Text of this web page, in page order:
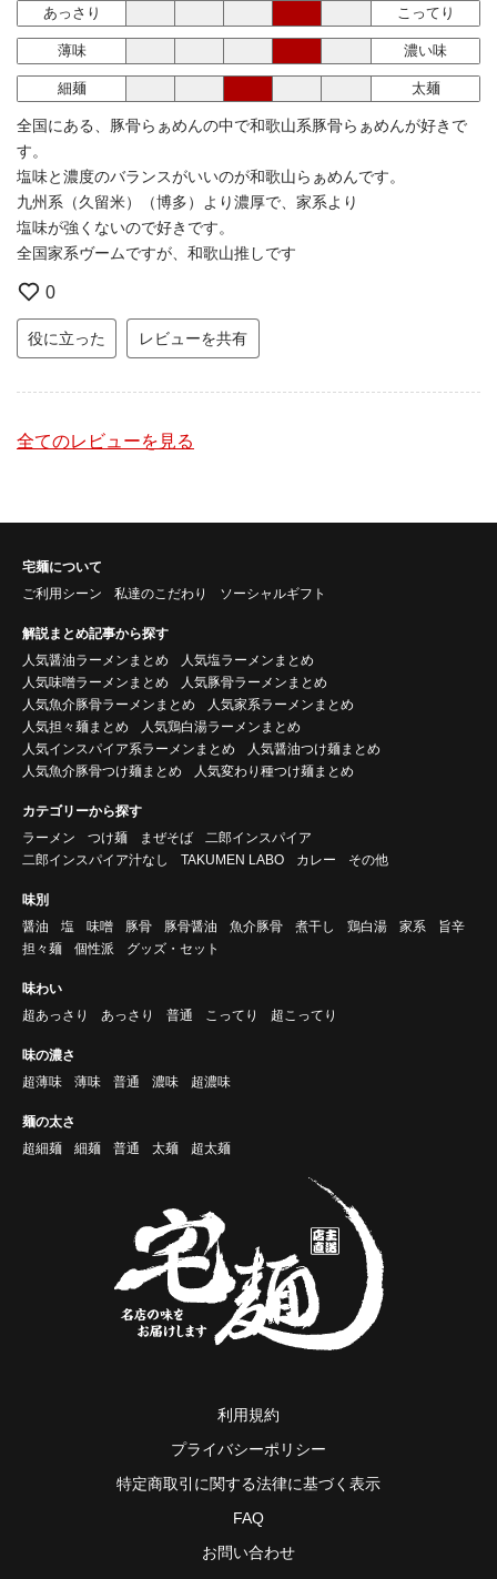
あっさり こってり
薄味 濃い味
細麺 太麺
全国にある、豚骨らぁめんの中で和歌山系豚骨らぁめんが好きで
す。
塩味と濃度のバランスがいいのが和歌山らぁめんです。
九州系（久留米）（博多）より濃厚で、家系より
塩味が強くないので好きです。
全国家系ヴームですが、和歌山推しです
0
役に立った レビューを共有
全てのレビューを見る
宅麺について
ご利用シーン
私達のこだわり ソーシャルギフト
解説まとめ記事から探す
人気醤油ラーメンまとめ
人気塩ラーメンまとめ
人気味噌ラーメンまとめ
人気豚骨ラーメンまとめ
人気魚介豚骨ラーメンまとめ
人気家系ラーメンまとめ
人気担々麺まとめ
人気鶏白湯ラーメンまとめ
人気インスパイア系ラーメンまとめ
人気醤油つけ麺まとめ
人気魚介豚骨つけ麺まとめ
人気変わり種つけ麺まとめ
カテゴリーから探す
ラーメン
つけ麺 まぜそば
二郎インスパイア
二郎インスパイア汁なし
TAKUMEN LABO カレー その他
味別
醤油
塩 味噌 豚骨 豚骨醤油 魚介豚骨 煮干し 鶏白湯 家系
旨辛
担々麺
個性派 グッズ・セット
味わい
超あっさり
あっさり 普通 こってり 超こってり
味の濃さ
超薄味
薄味 普通 濃味 超濃味
麺の太さ
超細麺
細麺 普通 太麺 超太麺
利用規約
プライバシーポリシー
特定商取引に関する法律に基づく表示
FAQ
お問い合わせ